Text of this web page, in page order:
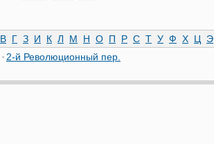
В Г З И К Л М Н О П Р С Т У Ф Х Ц
Э
2-й Революционный пер.